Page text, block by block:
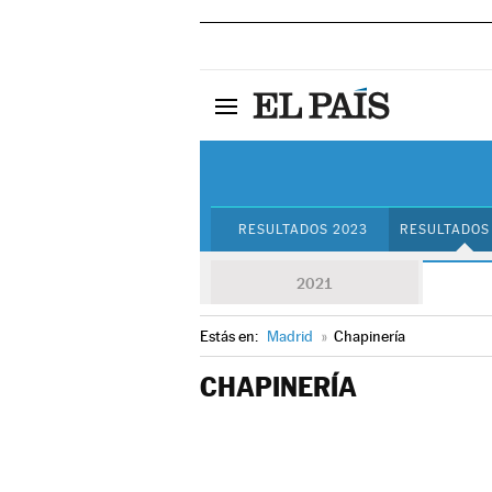
RESULTADOS 2023
2021
Estás en: Madrid » Chapinería
CHAPINERÍA